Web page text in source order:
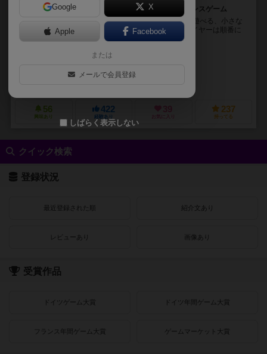
小さな木のブロックを積み上げるルールの簡単なバランスゲーム
「スプラッシュ！」は、2人から6人用の、家族でも遊べる、小さな
木のブロックを積み上げるバランスゲームです。プレイヤーは順番に
塔を崩さないようにブロックを1個ずつ積み上げてい...
マリー・フォート（Marie Fort）
56
興味あり
422
経験あり お気に入り
237
持ってる
クイック検索
登録状況
最近登録された順 紹介文あり
レビューあり 画像あり
受賞作品
ドイツゲーム大賞 ドイツ年間ゲーム大賞
フランス年間ゲーム大賞 ゲームマーケット大賞
Google X
Apple Facebook
または
メールで会員登録
しばらく表示しない